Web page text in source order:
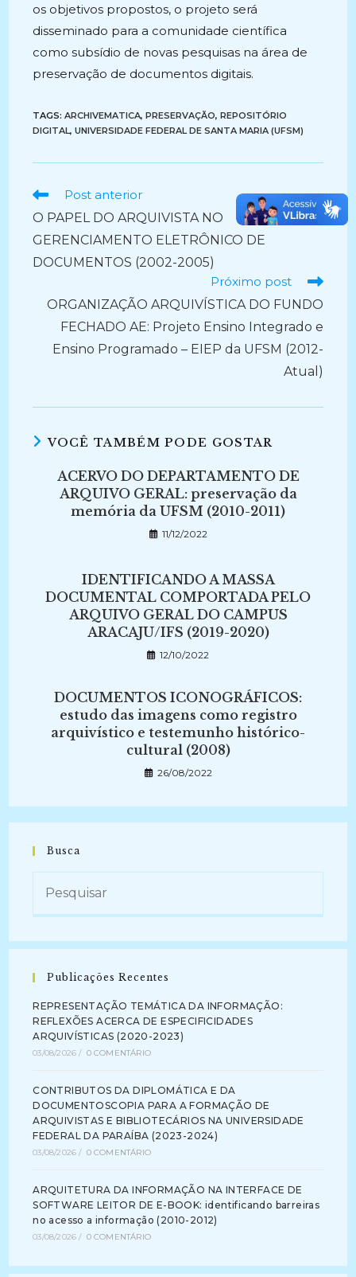
os objetivos propostos, o projeto será
disseminado para a comunidade científica
como subsídio de novas pesquisas na área de
preservação de documentos digitais.
TAGS:ARCHIVEMATICA, PRESERVAÇÃO, REPOSITÓRIO
DIGITAL, UNIVERSIDADE FEDERAL DE SANTA MARIA (UFSM)
Ler
artigos
Post anterior
O PAPEL DO ARQUIVISTA NO
GERENCIAMENTO ELETRÔNICO DE
DOCUMENTOS (2002-2005)
Próximo post
ORGANIZAÇÃO ARQUIVÍSTICA DO FUNDO
FECHADO AE: Projeto Ensino Integrado e
Ensino Programado – EIEP da UFSM (2012-
Atual)
VOCÊ TAMBÉM PODE GOSTAR
ACERVO DO DEPARTAMENTO DE
ARQUIVO GERAL: preservação da
memória da UFSM (2010-2011)
11/12/2022
IDENTIFICANDO A MASSA
DOCUMENTAL COMPORTADA PELO
ARQUIVO GERAL DO CAMPUS
ARACAJU/IFS (2019-2020)
12/10/2022
DOCUMENTOS ICONOGRÁFICOS:
estudo das imagens como registro
arquivístico e testemunho histórico-
cultural (2008)
26/08/2022
Busca
Publicações Recentes
REPRESENTAÇÃO TEMÁTICA DA INFORMAÇÃO:
REFLEXÕES ACERCA DE ESPECIFICIDADES
ARQUIVÍSTICAS (2020-2023)
03/08/2026 / 0 COMENTÁRIO
CONTRIBUTOS DA DIPLOMÁTICA E DA
DOCUMENTOSCOPIA PARA A FORMAÇÃO DE
ARQUIVISTAS E BIBLIOTECÁRIOS NA UNIVERSIDADE
FEDERAL DA PARAÍBA (2023-2024)
03/08/2026 / 0 COMENTÁRIO
ARQUITETURA DA INFORMAÇÃO NA INTERFACE DE
SOFTWARE LEITOR DE E-BOOK: identificando barreiras
no acesso a informação (2010-2012)
03/08/2026 / 0 COMENTÁRIO